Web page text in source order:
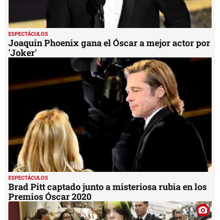
ESPECTÁCULOS
Joaquin Phoenix gana el Óscar a mejor actor por
'Joker'
ESPECTÁCULOS
Brad Pitt captado junto a misteriosa rubia en los
Premios Óscar 2020